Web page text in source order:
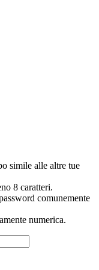
simile alle altre tue
8 caratteri.
comunemente
numerica.